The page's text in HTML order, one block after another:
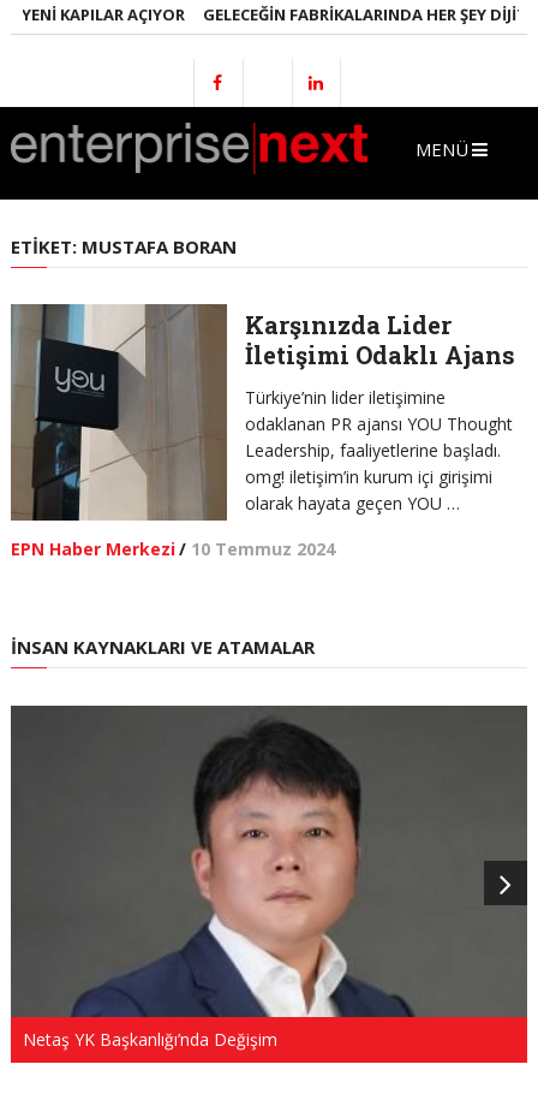
YENI KAPILAR AÇIYOR GELECEĞIN FABRIKALARINDA HER ŞEY
MENÜ
ETIKET: MUSTAFA BORAN
Karşınızda Lider
İletişimi Odaklı Ajans
Türkiye’nin lider iletişimine
odaklanan PR ajansı YOU Thought
Leadership, faaliyetlerine başladı.
omg! iletişim’in kurum içi girişimi
olarak hayata geçen YOU …
EPN Haber Merkezi/ 10 Temmuz 2024
İNSAN KAYNAKLARI VE ATAMALAR
Netaş YK Başkanlığı’nda Değişim